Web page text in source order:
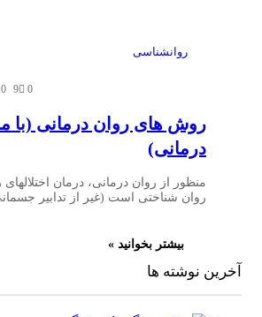
روانشناسی
10 0
9
روش های روان درمانی (با
درمانی)
منظور از روان درمانی، درمان اختلالهای
روان شناختی است (غیر از تدابیر
بیشتر بخوانید »
آخرین نوشته ها